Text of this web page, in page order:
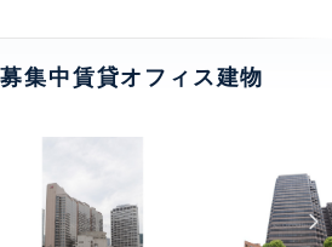
集中賃貸オフィス建物